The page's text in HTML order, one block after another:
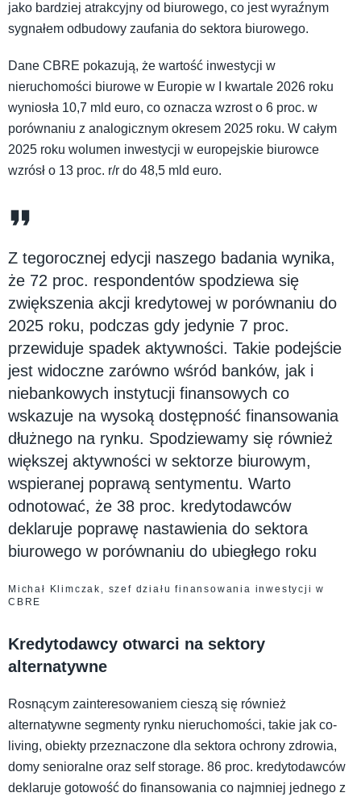
jako bardziej atrakcyjny od biurowego, co jest wyraźnym
sygnałem odbudowy zaufania do sektora biurowego.
Dane CBRE pokazują, że wartość inwestycji w
nieruchomości biurowe w Europie w I kwartale 2026 roku
wyniosła 10,7 mld euro, co oznacza wzrost o 6 proc. w
porównaniu z analogicznym okresem 2025 roku. W całym
2025 roku wolumen inwestycji w europejskie biurowce
wzrósł o 13 proc. r/r do 48,5 mld euro.
Z tegorocznej edycji naszego badania wynika,
że 72 proc. respondentów spodziewa się
zwiększenia akcji kredytowej w porównaniu do
2025 roku, podczas gdy jedynie 7 proc.
przewiduje spadek aktywności. Takie podejście
jest widoczne zarówno wśród banków, jak i
niebankowych instytucji finansowych co
wskazuje na wysoką dostępność finansowania
dłużnego na rynku. Spodziewamy się również
większej aktywności w sektorze biurowym,
wspieranej poprawą sentymentu. Warto
odnotować, że 38 proc. kredytodawców
deklaruje poprawę nastawienia do sektora
biurowego w porównaniu do ubiegłego roku
Michał Klimczak, szef działu finansowania inwestycji w
CBRE
Kredytodawcy otwarci na sektory
alternatywne
Rosnącym zainteresowaniem cieszą się również
alternatywne segmenty rynku nieruchomości, takie jak co-
living, obiekty przeznaczone dla sektora ochrony zdrowia,
domy senioralne oraz self storage. 86 proc. kredytodawców
deklaruje gotowość do finansowania co najmniej jednego z